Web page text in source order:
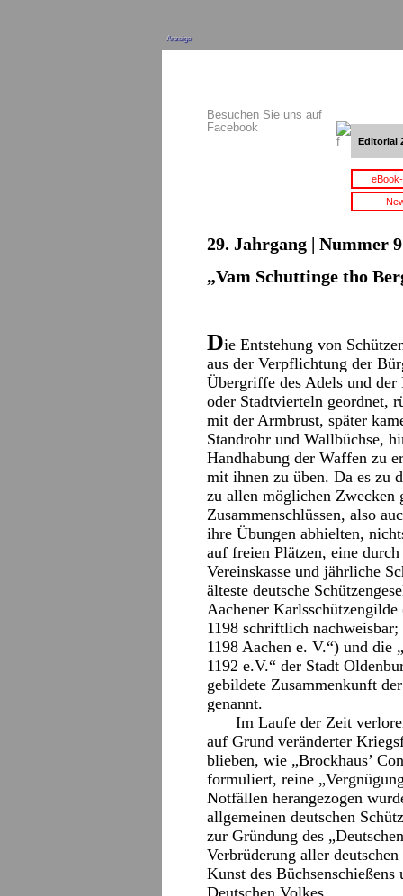
Anzeige
Besuchen Sie uns auf
Facebook
Editorial
29. Jahrgang | Nummer
„Vam Schuttinge tho
Die Entstehung von
aus der Verpflichtung der
Übergriffe des Adels und
oder Stadtvierteln geordnet,
mit der Armbrust, später
Standrohr und Wallbüchse,
Handhabung der Waffen zu
mit ihnen zu üben. Da es zu
zu allen möglichen
Zusammenschlüssen, also
ihre Übungen abhielten,
auf freien Plätzen, eine
Vereinskasse und jährliche
älteste deutsche
Aachener
1198 schriftlich
1198 Aachen e. V.“) und die
1192 e.V.“ der Stadt
gebildete Zusammenkunft
genannt.
Im Laufe der Zeit
auf Grund veränderter
blieben, wie „Brockhaus’
formuliert, reine
Notfällen herangezogen
allgemeinen deutschen
zur Gründung des
Verbrüderung aller
Kunst des
Deutschen Volkes.